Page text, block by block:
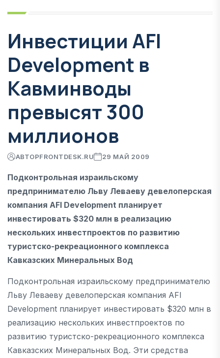
Инвестиции AFI
Development в
Кавминводы
превысят 300
миллионов
АВТОРFRONTDESK.RU 29 МАЙ 2009
Подконтрольная израильскому
предпринимателю Льву Леваеву девелоперская
компания AFI Development планирует
инвестировать $320 млн в реализацию
нескольких инвестпроектов по развитию
туристско-рекреационного комплекса
Кавказских Минеральных Вод
Подконтрольная израильскому предпринимателю
Льву Леваеву девелоперская компания AFI
Development планирует инвестировать $320 млн в
реализацию нескольких инвестпроектов по
развитию туристско-рекреационного комплекса
Кавказских Минеральных Вод. Эти средства